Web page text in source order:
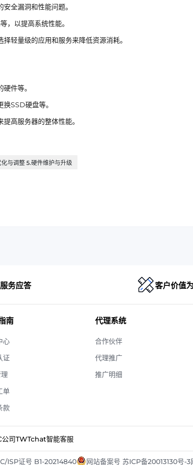
全漏洞和性能问题。
，以提高系统性能。
轻量级的应用和服务来降低资源消耗。
件等。
SSD硬盘等。
高服务器的整体性能。
与调整 5.硬件维护与升级
务应答 客户价值
南
心
证
单
款
代理系统
合作伙伴
代理推广
推广明细
司TWTchat智能客服
ISP证号 B1-20214840 网站备案号 苏ICP备20013130号-3